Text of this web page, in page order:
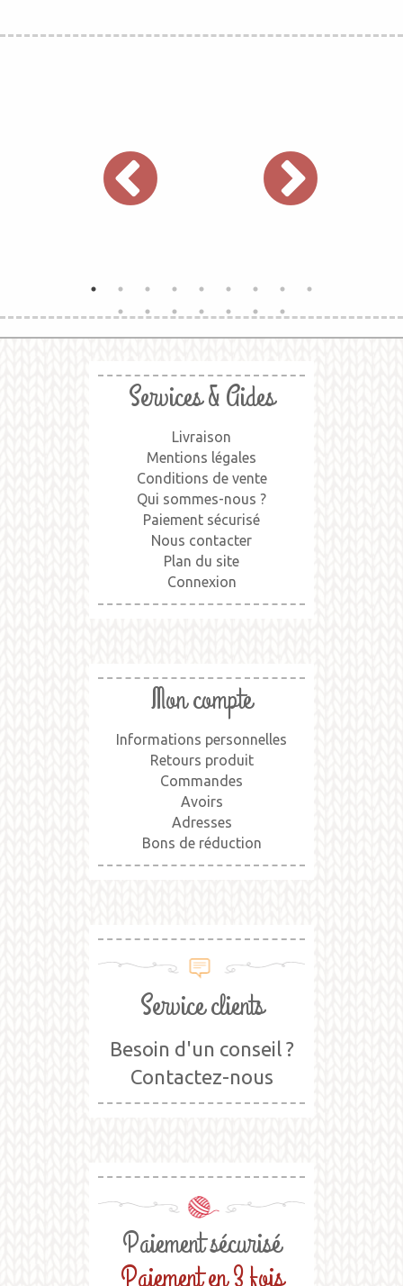
Services & Aides
Livraison
Mentions légales
Conditions de vente
Qui sommes-nous ?
Paiement sécurisé
Nous contacter
Plan du site
Connexion
Mon compte
Informations personnelles
Retours produit
Commandes
Avoirs
Adresses
Bons de réduction
Service clients
Besoin d'un conseil ?
Contactez-nous
Paiement sécurisé